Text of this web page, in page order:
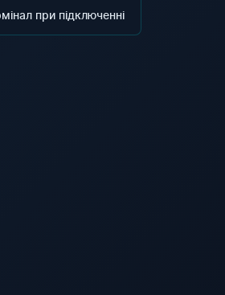
при підключенні